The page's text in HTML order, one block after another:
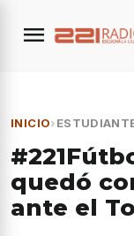
menu
INICIO›
quedó
ante el